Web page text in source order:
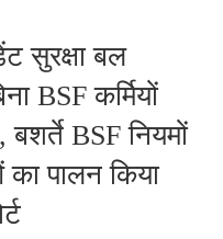
सुरक्षा बल
BSF कर्मियों
BSF नियमों
पालन किया